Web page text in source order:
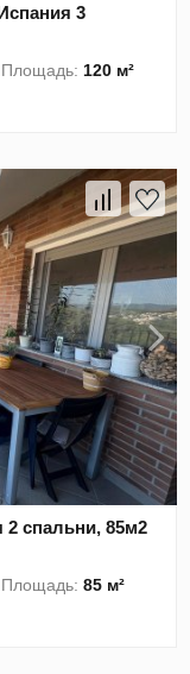
3
Площадь: 120 м²
2 спальни, 85м2
Площадь:85 м²